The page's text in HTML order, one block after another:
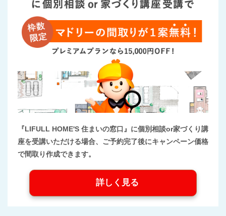
『LIFULL HOME'S 住まいの窓口』に個別相談or家づくり講
座を受講いただける場合、ご予約完了後にキャンペーン価格
で間取り作成できます。
詳しく見る